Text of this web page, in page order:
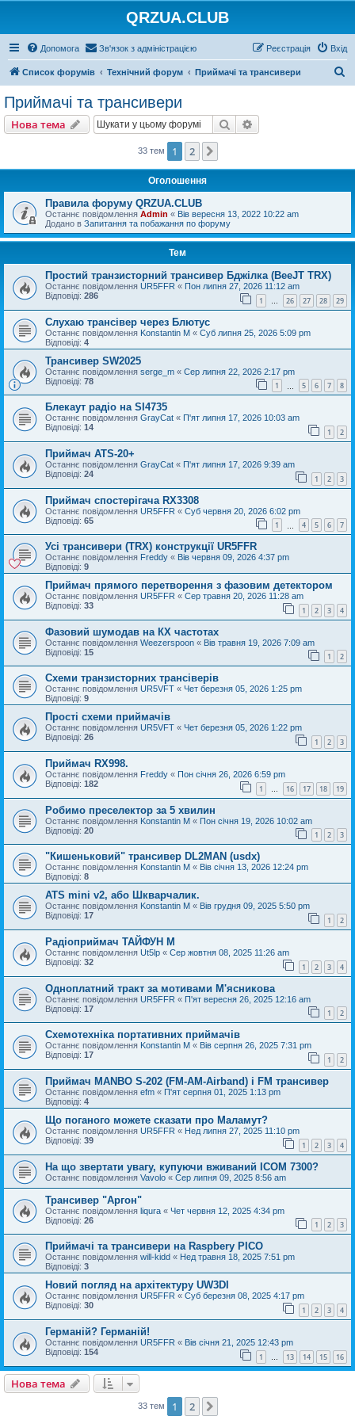
QRZUA.CLUB
Допомога Зв'язок з адміністрацією Вхід
Реєстрація
Список форумів Технічний форум Приймачі та трансивери
Приймачі та трансивери
Нова тема Пошук
33 тем 1 2
Оголошення
Правила форуму QRZUA.CLUB
Останнє повідомлення Admin « Вів вересня 13, 2022 10:22 am
Додано в Запитання та побажання по форуму
Тем
Простий транзисторний трансивер Бджілка (BeeJT TRX)
Останнє повідомлення UR5FFR « Пон липня 27, 2026 11:12 am
Відповіді: 286 1 … 26 27 28 29
Слухаю трансівер через Блютус
Останнє повідомлення Konstantin M « Суб липня 25, 2026 5:09 pm
Відповіді: 4
Трансивер SW2025
Останнє повідомлення serge_m « Сер липня 22, 2026 2:17 pm
Відповіді: 78 1 5 6 7 8
Блекаут радіо на SI4735
Останнє повідомлення GrayCat « П'ят липня 17, 2026 10:03 am
Відповіді: 14 1 2
Приймач ATS-20+
Останнє повідомлення GrayCat « П'ят липня 17, 2026 9:39 am
Відповіді: 24 1 2 3
Приймач спостерігача RX3308
Останнє повідомлення UR5FFR « Суб червня 20, 2026 6:02 pm
Відповіді: 65 1 4 5 6 7
Усі трансивери (TRX) конструкції UR5FFR
Останнє повідомлення Freddy « Вів червня 09, 2026 4:37 pm
Відповіді: 9
Приймач прямого перетворення з фазовим детектором
Останнє повідомлення UR5FFR « Сер травня 20, 2026 11:28 am
Відповіді: 33 1 2 3 4
Фазовий шумодав на КХ частотах
Останнє повідомлення Weezerspoon « Вів травня 19, 2026 7:09 am
Відповіді: 15 1 2
Схеми транзисторних трансіверів
Останнє повідомлення UR5VFT « Чет березня 05, 2026 1:25 pm
Відповіді: 9
Прості схеми приймачів
Останнє повідомлення UR5VFT « Чет березня 05, 2026 1:22 pm
Відповіді: 26 1 2 3
Приймач RX998.
Останнє повідомлення Freddy « Пон січня 26, 2026 6:59 pm
Відповіді: 182 1 … 16 17 18 19
Робимо преселектор за 5 хвилин
Останнє повідомлення Konstantin M « Пон січня 19, 2026 10:02 am
Відповіді: 20 1 2 3
"Кишеньковий" трансивер DL2MAN (usdx)
Останнє повідомлення Konstantin M « Вів січня 13, 2026 12:24 pm
Відповіді: 8
ATS mini v2, або Шкварчалик.
Останнє повідомлення Konstantin M « Вів грудня 09, 2025 5:50 pm
Відповіді: 17 1 2
Радіоприймач ТАЙФУН М
Останнє повідомлення Ut5lp « Сер жовтня 08, 2025 11:26 am
Відповіді: 32 1 2 3 4
Одноплатний тракт за мотивами М'ясникова
Останнє повідомлення UR5FFR « П'ят вересня 26, 2025 12:16 am
Відповіді: 17 1 2
Схемотехніка портативних приймачів
Останнє повідомлення Konstantin M « Вів серпня 26, 2025 7:31 pm
Відповіді: 17 1 2
Приймач MANBO S-202 (FM-AM-Airband) і FM трансивер
Останнє повідомлення efm « П'ят серпня 01, 2025 1:13 pm
Відповіді: 4
Що поганого можете сказати про Маламут?
Останнє повідомлення UR5FFR « Нед липня 27, 2025 11:10 pm
Відповіді: 39 1 2 3 4
На що звертати увагу, купуючи вживаний ICOM 7300?
Останнє повідомлення Vavolo « Сер липня 09, 2025 8:56 am
Трансивер "Аргон"
Останнє повідомлення liqura « Чет червня 12, 2025 4:34 pm
Відповіді: 26 1 2 3
Приймачі та трансивери на Raspbery PICO
Останнє повідомлення will-kidd « Нед травня 18, 2025 7:51 pm
Відповіді: 3
Новий погляд на архітектуру UW3DI
Останнє повідомлення UR5FFR « Суб березня 08, 2025 4:17 pm
Відповіді: 30 1 2 3 4
Германій? Германій!
Останнє повідомлення UR5FFR « Вів січня 21, 2025 12:43 pm
Відповіді: 154 1 13 14 15 16
Нова тема
33 тем 1 2